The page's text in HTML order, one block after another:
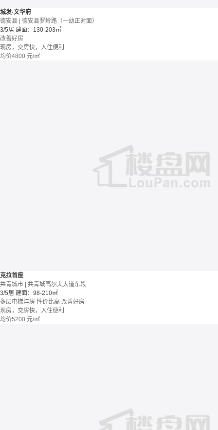
城发·文华府
德安县 | 德安县罗岭路（一幼正对面）
3/5居 建面：130-203㎡
改善好房
现房，交房快，入住便利
均价4800 元/㎡
克拉首座
共青城市 | 共青城高尔夫大道东段
3/5居 建面：98-210㎡
多层电梯洋房 性价比高 改善好房
现房，交房快，入住便利
均价5200 元/㎡